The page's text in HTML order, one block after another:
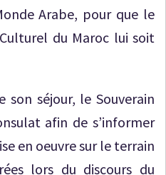
Arabe, pour que le
du Maroc lui soit
son séjour, le Souverain
afin de s’informer
en oeuvre sur le terrain
lors du discours du